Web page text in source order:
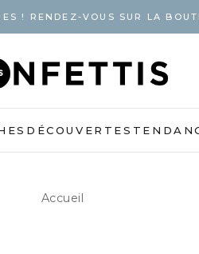
! RENDEZ-VOUS SUR LA
DÉCOUVERTES
Accueil